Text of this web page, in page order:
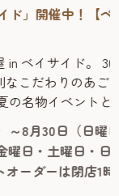
ベイサイドプレ
300年の歴史を
ご出汁のめんつ
として親しまれ
多湾を望む絶好
山本の手延べそ
楽しめます。 会
「ベイサイド
曜日）月曜日～
日曜日・祝日
1時間前